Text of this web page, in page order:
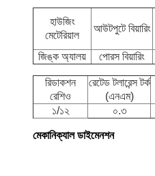
হাউজিং
মেটেরিয়াল
আউটপুটে বিয়ারিং
জিঙ্ক অ্যালয়
পোরস বিয়ারিং
রিডাকশন
রেশিও
রেটেড টলারেন্স টর্ক
(এনএম)
১/১২
০.৩
মেকানিক্যাল ডাইমেনশন